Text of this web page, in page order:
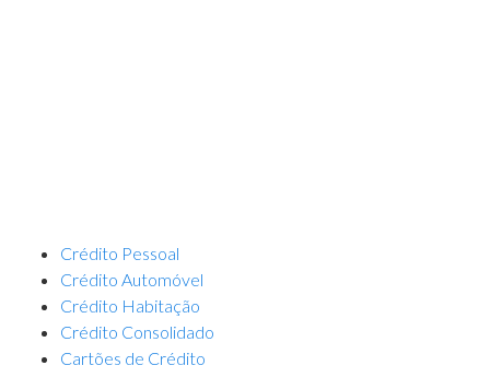
Crédito Pessoal
Crédito Automóvel
Crédito Habitação
Crédito Consolidado
Cartões de Crédito